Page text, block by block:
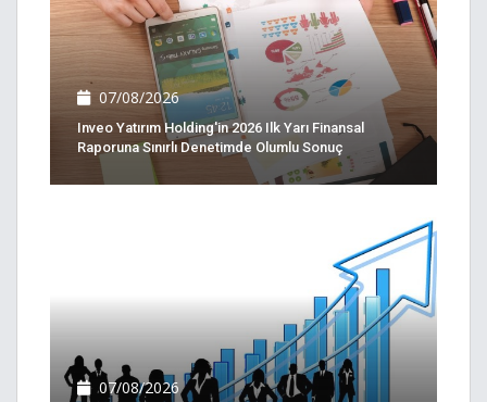
07/08/2026
Inveo Yatırım Holding'in 2026 Ilk Yarı Finansal
Raporuna Sınırlı Denetimde Olumlu Sonuç
07/08/2026